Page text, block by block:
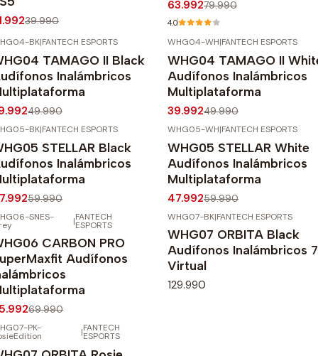
39.990
63.99279.990
4.0
BK|FANTECH ESPORTS
TAMAGO II Black
Inalámbricos
49.990
WHG04-WH|FANTECH ESPORTS
WHG04 TAMAGO II
Audífonos Inalámbricos
Multiplataforma
39.99249.990
BK|FANTECH ESPORTS
STELLAR Black
Inalámbricos
59.990
WHG05-WH|FANTECH ESPORTS
WHG05 STELLAR White
Audífonos Inalámbricos
Multiplataforma
47.99259.990
OFF
SNES- |FANTECH
ESPORTS
CARBON PRO
Audífonos
69.990
WHG07-BK|FANTECH ESPORTS
WHG07 ORBITA Black
Audífonos Inalámbricos
Virtual
129.990
PK- |FANTECH
ESPORTS